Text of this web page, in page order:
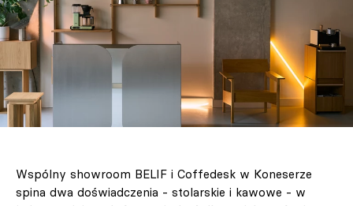
Wspólny showroom BELIF i Coffedesk w Koneserze
spina dwa doświadczenia - stolarskie i kawowe - w